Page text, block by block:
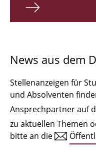
Institute
Einrichtungen
Zeichensäle
News aus dem
Stellenanzeigen für
und Absolventen
Ansprechpartner auf
zu aktuellen Themen
bitte an die